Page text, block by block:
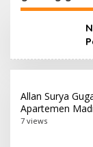
Allan Surya
Apartemen
7 views